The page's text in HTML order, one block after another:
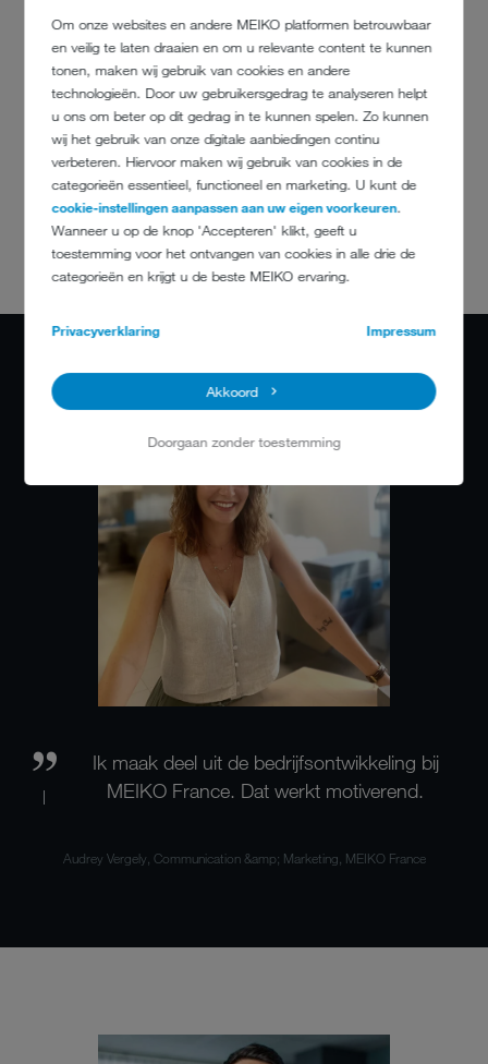
Om onze websites en andere MEIKO platformen betrouwbaar
en veilig te laten draaien en om u relevante content te kunnen
tonen, maken wij gebruik van cookies en andere
technologieën. Door uw gebruikersgedrag te analyseren helpt
u ons om beter op dit gedrag in te kunnen spelen. Zo kunnen
wij het gebruik van onze digitale aanbiedingen continu
verbeteren. Hiervoor maken wij gebruik van cookies in de
categorieën essentieel, functioneel en marketing. U kunt de
cookie-instellingen aanpassen aan uw eigen voorkeuren.
Wanneer u op de knop 'Accepteren' klikt, geeft u
toestemming voor het ontvangen van cookies in alle drie de
categorieën en krijgt u de beste MEIKO ervaring.
Privacyverklaring Impressum
Akkoord
Doorgaan zonder toestemming
Als teamleider kan ik de samenwerking
vormgeven.
Kerstin Boos, MEIKO Teamleider Onderdeel Productie-eiland deuren en
afdekkingen / KD
Ik maak deel uit de bedrijfsontwikkeling bij
MEIKO France. Dat werkt motiverend.
Audrey Vergely, Communication &amp; Marketing, MEIKO France